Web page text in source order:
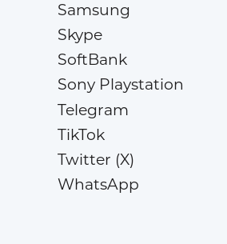
Samsung
Skype
SoftBank
Sony Playstation
Telegram
TikTok
Twitter (X)
WhatsApp